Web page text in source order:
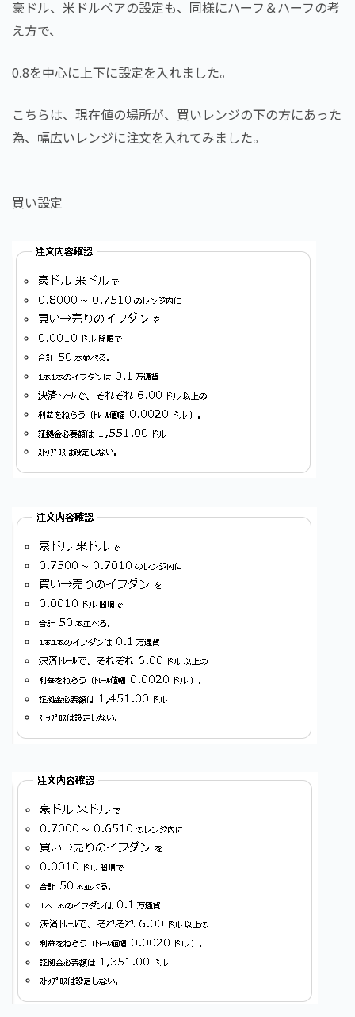
豪ドル、米ドルペアの設定も、同様にハーフ＆ハーフの考
え方で、
0.8を中心に上下に設定を入れました。
こちらは、現在値の場所が、買いレンジの下の方にあった
為、幅広いレンジに注文を入れてみました。
買い設定